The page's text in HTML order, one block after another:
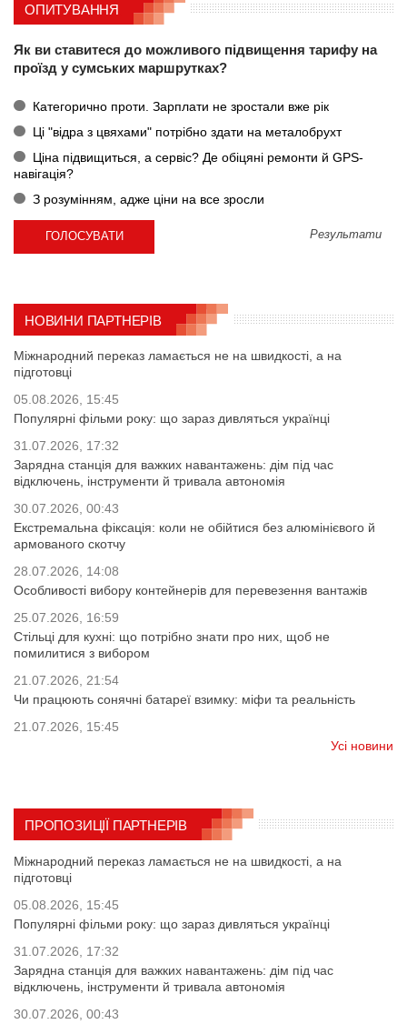
ОПИТУВАННЯ
Як ви ставитеся до можливого підвищення тарифу на
проїзд у сумських маршрутках?
Категорично проти. Зарплати не зростали вже рік
Ці "відра з цвяхами" потрібно здати на металобрухт
Ціна підвищиться, а сервіс? Де обіцяні ремонти й GPS-
навігація?
З розумінням, адже ціни на все зросли
Результати
НОВИНИ ПАРТНЕРІВ
Міжнародний переказ ламається не на швидкості, а на
підготовці
05.08.2026, 15:45
Популярні фільми року: що зараз дивляться українці
31.07.2026, 17:32
Зарядна станція для важких навантажень: дім під час
відключень, інструменти й тривала автономія
30.07.2026, 00:43
Екстремальна фіксація: коли не обійтися без алюмінієвого й
армованого скотчу
28.07.2026, 14:08
Особливості вибору контейнерів для перевезення вантажів
25.07.2026, 16:59
Стільці для кухні: що потрібно знати про них, щоб не
помилитися з вибором
21.07.2026, 21:54
Чи працюють сонячні батареї взимку: міфи та реальність
21.07.2026, 15:45
Усі новини
ПРОПОЗИЦІЇ ПАРТНЕРІВ
Міжнародний переказ ламається не на швидкості, а на
підготовці
05.08.2026, 15:45
Популярні фільми року: що зараз дивляться українці
31.07.2026, 17:32
Зарядна станція для важких навантажень: дім під час
відключень, інструменти й тривала автономія
30.07.2026, 00:43